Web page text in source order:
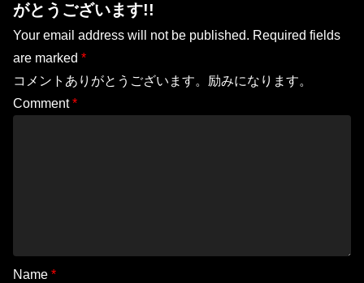
がとうございます!!
Your email address will not be published. Required fields
are marked *
コメントありがとうございます。励みになります。
Comment*
Name *